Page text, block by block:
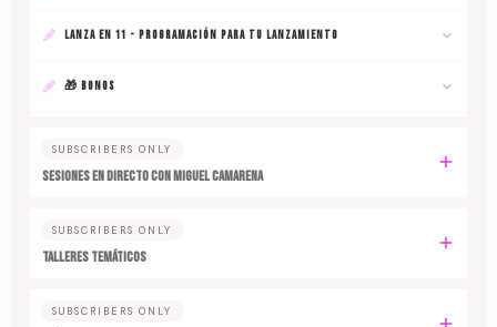
LANZA EN 11 - PROGRAMACIÓN PARA TU LANZAMIENTO
🎁 BONOS
SUBSCRIBERS ONLY
SESIONES EN DIRECTO CON MIGUEL CAMARENA
SUBSCRIBERS ONLY
TALLERES TEMÁTICOS
SUBSCRIBERS ONLY